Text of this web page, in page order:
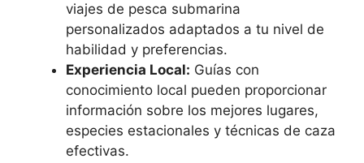
viajes de pesca submarina
personalizados adaptados a tu nivel de
habilidad y preferencias.
Experiencia Local: Guías con
conocimiento local pueden proporcionar
información sobre los mejores lugares,
especies estacionales y técnicas de caza
efectivas.